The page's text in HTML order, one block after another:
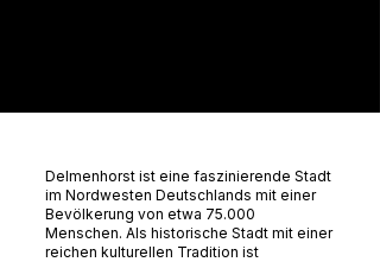
Delmenhorst ist eine faszinierende Stadt
im Nordwesten Deutschlands mit einer
Bevölkerung von etwa 75.000
Menschen. Als historische Stadt mit einer
reichen kulturellen Tradition ist